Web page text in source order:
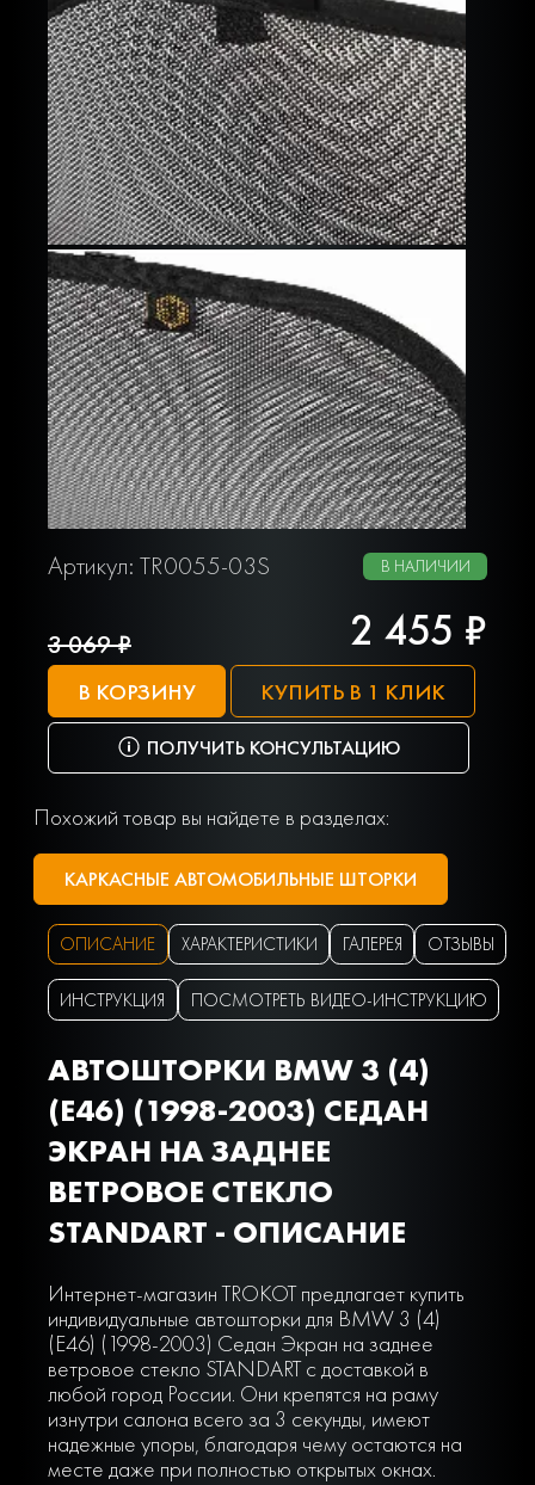
Артикул: TR0055-03S В НАЛИЧИИ
3 069 ₽ 2 455 ₽
В КОРЗИНУ КУПИТЬ В 1 КЛИК
ПОЛУЧИТЬ КОНСУЛЬТАЦИЮ
Похожий товар вы найдете в разделах:
КАРКАСНЫЕ АВТОМОБИЛЬНЫЕ ШТОРКИ
ОПИСАНИЕ ХАРАКТЕРИСТИКИ ГАЛЕРЕЯ ОТЗЫВЫ
ИНСТРУКЦИЯ ПОСМОТРЕТЬ ВИДЕО-ИНСТРУКЦИЮ
АВТОШТОРКИ BMW 3 (4)
(E46) (1998-2003) СЕДАН
ЭКРАН НА ЗАДНЕЕ
ВЕТРОВОЕ СТЕКЛО
STANDART - ОПИСАНИЕ
Интернет-магазин TROKOT предлагает купить
индивидуальные автошторки для BMW 3 (4)
(E46) (1998-2003) Седан Экран на заднее
ветровое стекло STANDART с доставкой в
любой город России. Они крепятся на раму
изнутри салона всего за 3 секунды, имеют
надежные упоры, благодаря чему остаются на
месте даже при полностью открытых окнах.